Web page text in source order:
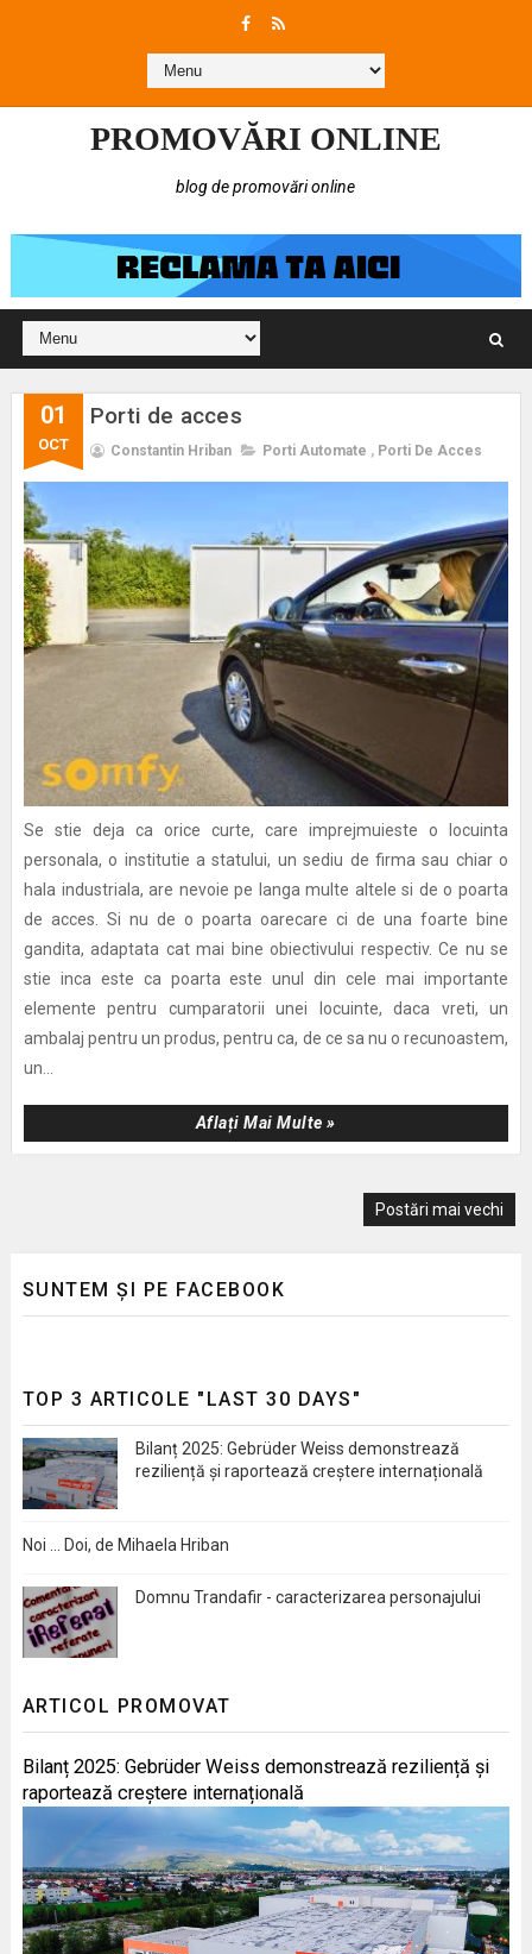
PROMOVĂRI ONLINE
blog de promovări online
01
OCT
Porti de acces
Constantin Hriban Porti Automate , Porti De Acces
Se stie deja ca orice curte, care imprejmuieste o locuinta
personala, o institutie a statului, un sediu de firma sau chiar o
hala industriala, are nevoie pe langa multe altele si de o poarta
de acces. Si nu de o poarta oarecare ci de una foarte bine
gandita, adaptata cat mai bine obiectivului respectiv. Ce nu se
stie inca este ca poarta este unul din cele mai importante
elemente pentru cumparatorii unei locuinte, daca vreti, un
ambalaj pentru un produs, pentru ca, de ce sa nu o recunoastem,
un...
Aflați Mai Multe »
Postări mai vechi
SUNTEM ȘI PE FACEBOOK
TOP 3 ARTICOLE "LAST 30 DAYS"
Bilanț 2025: Gebrüder Weiss demonstrează
reziliență și raportează creștere internațională
Noi … Doi, de Mihaela Hriban
Domnu Trandafir - caracterizarea personajului
ARTICOL PROMOVAT
Bilanț 2025: Gebrüder Weiss demonstrează reziliență și
raportează creștere internațională